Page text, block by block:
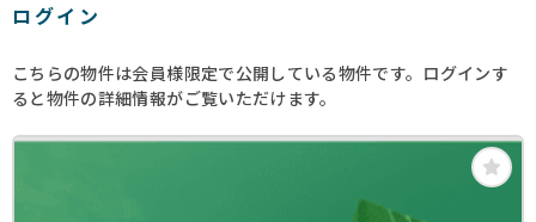
ログイン
こちらの物件は会員様限定で公開している物件です。ログインす
ると物件の詳細情報がご覧いただけます。